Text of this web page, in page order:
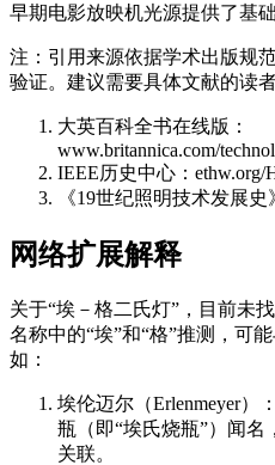
早期电影放映机光源提供了基
注：引用来源依据学术出版规
验证。建议需要具体文献的读
大英百科全书在线版：
www.britannica.com/
IEEE历史中心：ethw.org/
《19世纪照明技术发展
网络扩展解释
关于“埃－格二氏灯”，目前未
名称中的“埃”和“格”推测，可
如：
埃伦迈尔（Erlenmeyer）
瓶（即“埃氏烧瓶”）闻
关联。